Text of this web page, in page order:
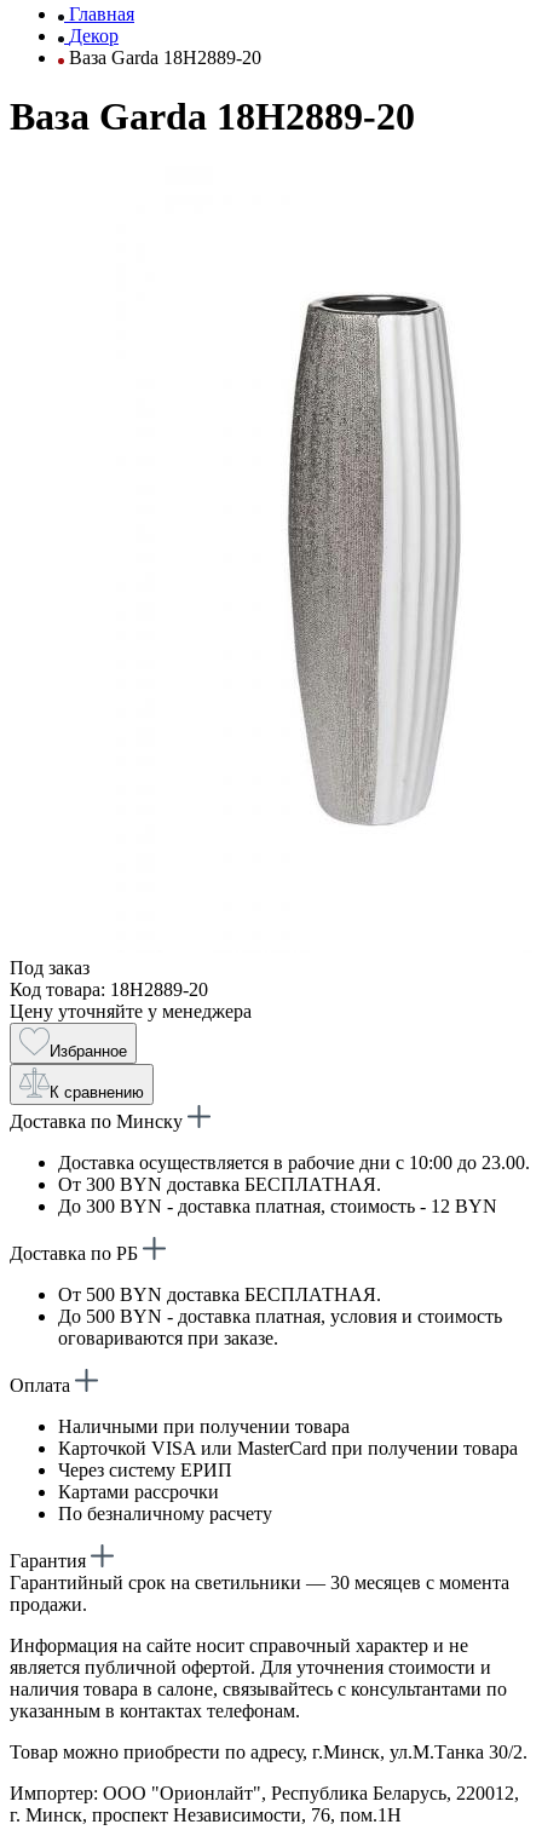
Главная
Декор
Ваза Garda 18H2889-20
Ваза Garda 18H2889-20
Под заказ
Код товара: 18H2889-20
Цену уточняйте у менеджера
Избранное
К сравнению
Доставка по Минску
Доставка осуществляется в рабочие дни с 10:00 до 23.00.
От 300 BYN доставка БЕСПЛАТНАЯ.
До 300 BYN - доставка платная, стоимость - 12 BYN
Доставка по РБ
От 500 BYN доставка БЕСПЛАТНАЯ.
До 500 BYN - доставка платная, условия и стоимость
оговариваются при заказе.
Оплата
Наличными при получении товара
Карточкой VISA или MasterCard при получении товара
Через систему ЕРИП
Картами рассрочки
По безналичному расчету
Гарантия
Гарантийный срок на светильники — 30 месяцев с момента
продажи.
Информация на сайте носит справочный характер и не
является публичной офертой. Для уточнения стоимости и
наличия товара в салоне, связывайтесь с консультантами по
указанным в контактах телефонам.
Товар можно приобрести по адресу, г.Минск, ул.М.Танка 30/2.
Импортер: ООО "Орионлайт", Республика Беларусь, 220012,
г. Минск, проспект Независимости, 76, пом.1Н